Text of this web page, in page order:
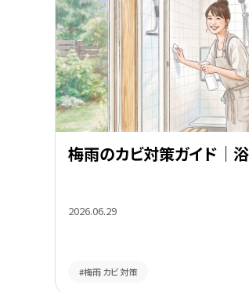
2026.06.29
梅雨のカビ対策ガイド｜
#梅雨 カビ 対策